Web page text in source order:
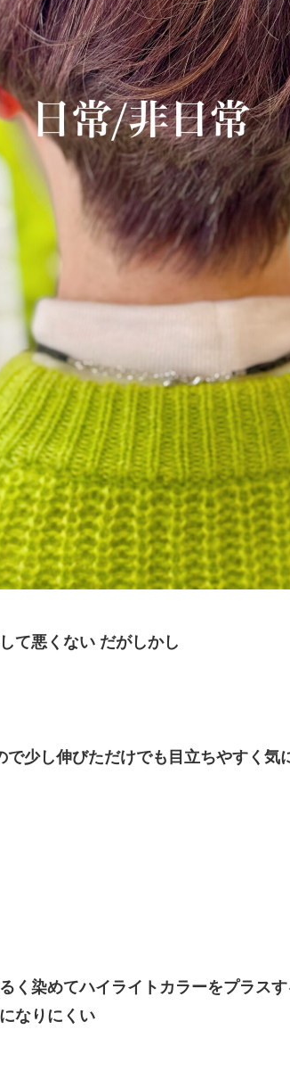
て悪くない だがしかし
少し伸びただけでも目立ちやすく気
く染めてハイライトカラーをプラス
なりにくい